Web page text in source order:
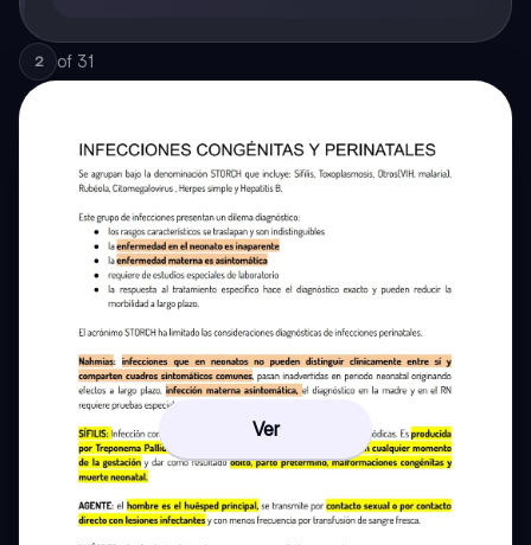
2 of 31
Ver